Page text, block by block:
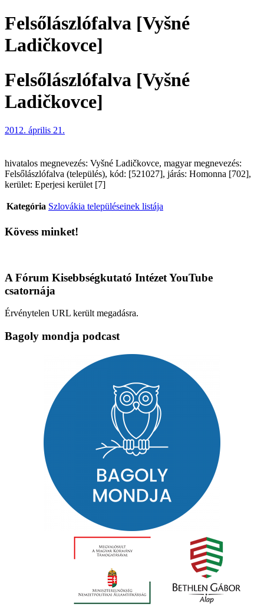
Felsőlászlófalva [Vyšné
Ladičkovce]
Felsőlászlófalva [Vyšné
Ladičkovce]
2012. április 21.
hivatalos megnevezés: Vyšné Ladičkovce, magyar megnevezés:
Felsőlászlófalva (település), kód: [521027], járás: Homonna [702],
kerület: Eperjesi kerület [7]
Kategória Szlovákia településeinek listája
Kövess minket!
A Fórum Kisebbségkutató Intézet YouTube
csatornája
Érvénytelen URL került megadásra.
Bagoly mondja podcast